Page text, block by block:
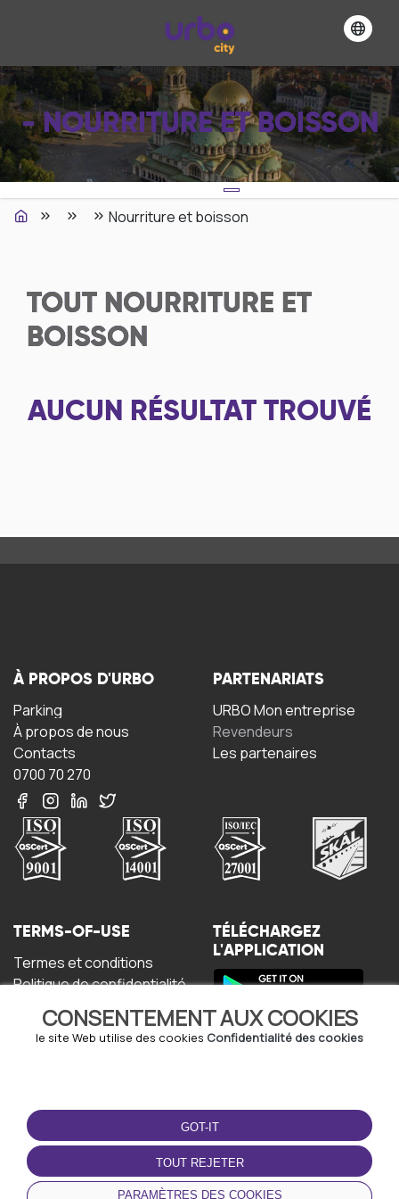
- NOURRITURE ET BOISSON
Nourriture et boisson
TOUT NOURRITURE ET
BOISSON
AUCUN RÉSULTAT TROUVÉ
CONSENTEMENT AUX COOKIES
le site Web utilise des cookies Confidentialité des cookies
GOT-IT
TOUT REJETER
PARAMÈTRES DES COOKIES
À PROPOS D'URBO
Parking
À propos de nous
Contacts
0700 70 270
PARTENARIATS
URBO Mon entreprise
Revendeurs
Les partenaires
TERMS-OF-USE
Termes et conditions
Politique de confidentialité
cookies
Accord de l'utilisateur
TÉLÉCHARGEZ
L'APPLICATION
© Copyright - URBO 2026